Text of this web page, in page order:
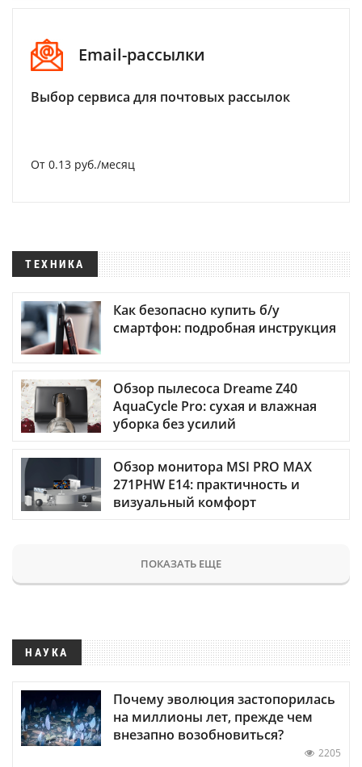
Email-рассылки
Выбор сервиса для почтовых рассылок
От 0.13 руб./месяц
ТЕХНИКА
Как безопасно купить б/у
смартфон: подробная инструкция
Обзор пылесоса Dreame Z40
AquaCycle Pro: сухая и влажная
уборка без усилий
Обзор монитора MSI PRO MAX
271PHW E14: практичность и
визуальный комфорт
ПОКАЗАТЬ ЕЩЕ
НАУКА
Почему эволюция застопорилась
на миллионы лет, прежде чем
внезапно возобновиться?
2205